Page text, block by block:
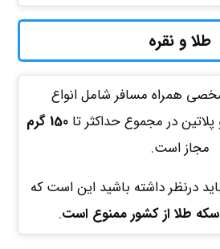
طلا و نقره
همراه مسافر شامل انواع
در مجموع حداکثر تا150 گرم
مجاز است.
درنظر داشته باشید این است که
طلا از کشور ممنوع است.